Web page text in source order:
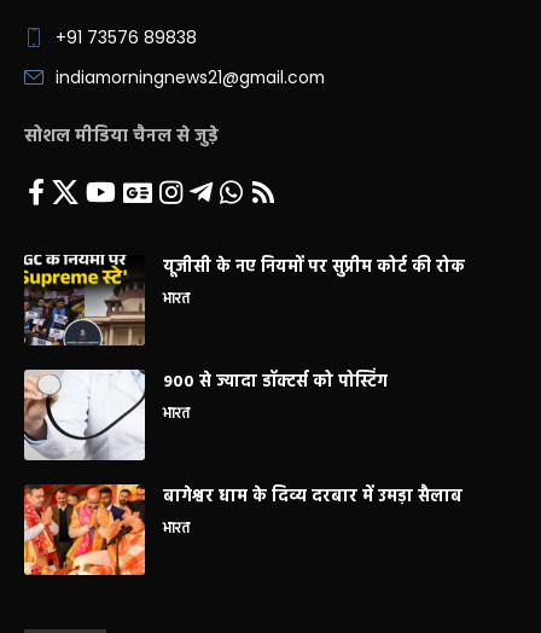
+91 73576 89838
indiamorningnews21@gmail.com
सोशल मीडिया चैनल से जुड़े
यूजीसी के नए नियमों पर सुप्रीम कोर्ट की रोक
भारत
900 से ज्यादा डॉक्टर्स को पोस्टिंग
भारत
बागेश्वर धाम के दिव्य दरबार में उमड़ा सैलाब
भारत